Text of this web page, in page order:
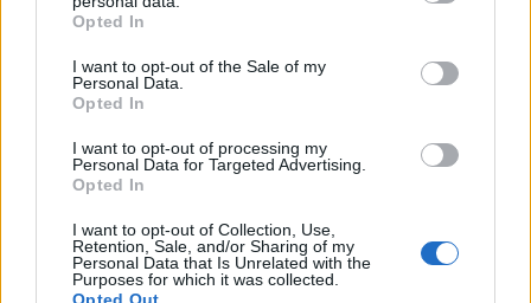
grant or deny consent to Google and its third-party tags to
use your data for below specified purposes in below Google
consent section.
Opted In
I want to opt-out of the Sale of my
Personal Data.
Opted In
I want to opt-out of processing my
Personal Data for Targeted Advertising.
Opted In
I want to opt-out of Collection, Use,
Retention, Sale, and/or Sharing of my
Personal Data that Is Unrelated with the
Purposes for which it was collected.
Opted Out
GARDRÓBFRISSÍTÉS
Dukai Regina, Epres Panni és sokan
ruháikat, melyeket 500 forintért
vásárolhatsz meg!